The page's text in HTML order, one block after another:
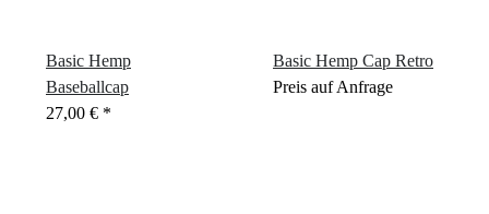
Basic Hemp
Baseballcap
27,00 € *
Basic Hemp Cap Retro
Preis auf Anfrage